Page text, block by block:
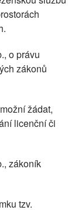
o právu
zákonů
žádat,
licenční či
zákoník
tzv.